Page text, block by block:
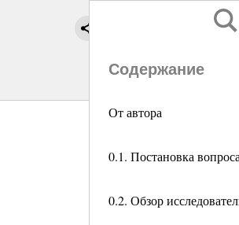
Содержание
От автора
0.1. Постановка вопроса
0.2. Обзор